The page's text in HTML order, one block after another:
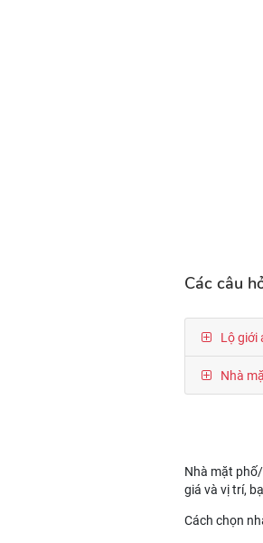
Các câu
Lộ giới
Nhà
Nhà mặt
giá và vị trí,
Cách chọn